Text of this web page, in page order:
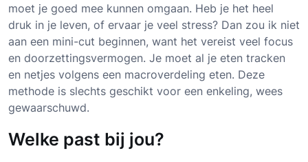
moet je goed mee kunnen omgaan. Heb je het heel
druk in je leven, of ervaar je veel stress? Dan zou ik niet
aan een mini-cut beginnen, want het vereist veel focus
en doorzettingsvermogen. Je moet al je eten tracken
en netjes volgens een macroverdeling eten. Deze
methode is slechts geschikt voor een enkeling, wees
gewaarschuwd.
Welke past bij jou?